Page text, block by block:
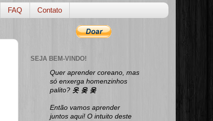
FAQ Contato
SEJA BEM-VINDO!
Quer aprender coreano, mas
só enxerga homenzinhos
palito? 옷 옺 웆
Então vamos aprender
juntos aqui! O intuito deste